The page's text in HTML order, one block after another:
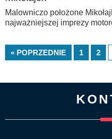
Malowniczo położone
najważniejszej imprezy
« POPRZEDNIE 1 2